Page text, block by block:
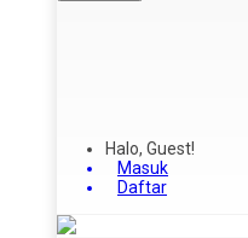
Halo, Guest!
Masuk
Daftar